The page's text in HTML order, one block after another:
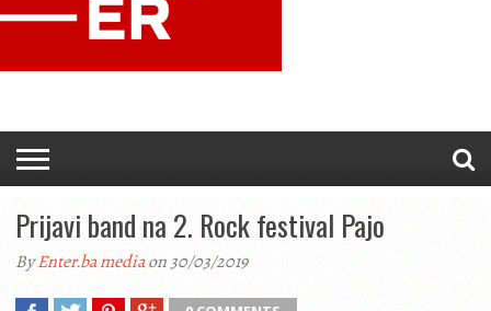
Prijavi band na 2. Rock festival Pajo
ByEnter.ba mediaon 30/03/2019